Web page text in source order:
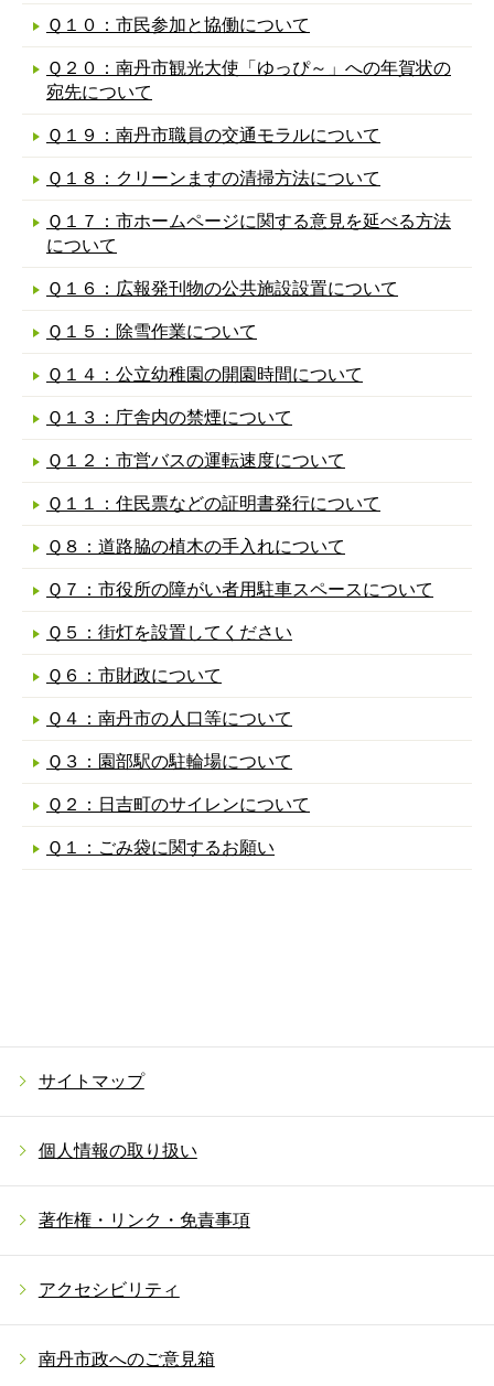
Ｑ１０：市民参加と協働について
Ｑ２０：南丹市観光大使「ゆっぴ～」への年賀状の
宛先について
Ｑ１９：南丹市職員の交通モラルについて
Ｑ１８：クリーンますの清掃方法について
Ｑ１７：市ホームページに関する意見を延べる方法
について
Ｑ１６：広報発刊物の公共施設設置について
Ｑ１５：除雪作業について
Ｑ１４：公立幼稚園の開園時間について
Ｑ１３：庁舎内の禁煙について
Ｑ１２：市営バスの運転速度について
Ｑ１１：住民票などの証明書発行について
Ｑ８：道路脇の植木の手入れについて
Ｑ７：市役所の障がい者用駐車スペースについて
Ｑ５：街灯を設置してください
Ｑ６：市財政について
Ｑ４：南丹市の人口等について
Ｑ３：園部駅の駐輪場について
Ｑ２：日吉町のサイレンについて
Ｑ１：ごみ袋に関するお願い
サイトマップ
個人情報の取り扱い
著作権・リンク・免責事項
アクセシビリティ
南丹市政へのご意見箱